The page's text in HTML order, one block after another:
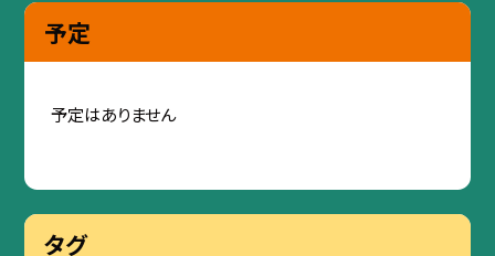
予定
予定はありません
タグ